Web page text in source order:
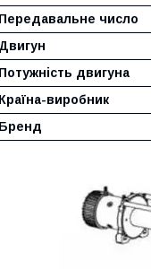
число
двигуна
виробник